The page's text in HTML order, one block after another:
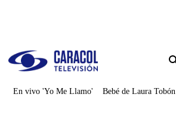
En vivo 'Yo Me Llamo' Bebé de Laura Tobón